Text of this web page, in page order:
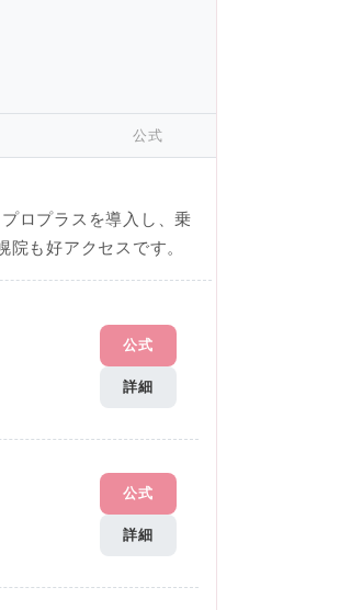
公式
ロプラスを導入し、乗
も好アクセスです。
公式
詳細
公式
詳細